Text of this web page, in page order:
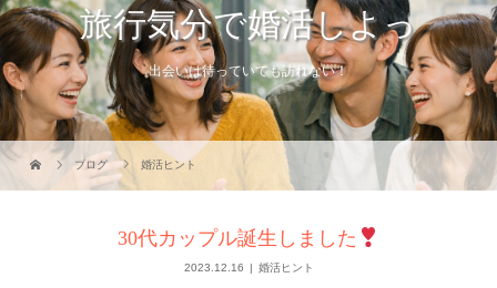
旅行気分で婚活しよっ
出会いは待っていても訪れない！
ブログ 婚活ヒント
30代カップル誕生しました
2023.12.16 婚活ヒント